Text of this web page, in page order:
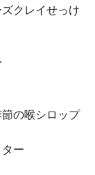
クレイせっけ
の喉シロップ
ー